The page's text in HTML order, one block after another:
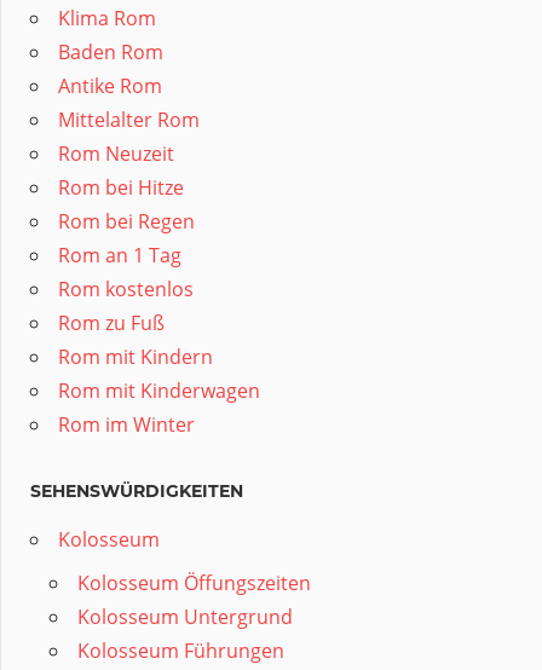
Klima Rom
Baden Rom
Antike Rom
Mittelalter Rom
Rom Neuzeit
Rom bei Hitze
Rom bei Regen
Rom an 1 Tag
Rom kostenlos
Rom zu Fuß
Rom mit Kindern
Rom mit Kinderwagen
Rom im Winter
SEHENSWÜRDIGKEITEN
Kolosseum
Kolosseum Öffungszeiten
Kolosseum Untergrund
Kolosseum Führungen